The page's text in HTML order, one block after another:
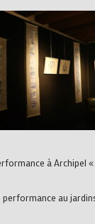
à Archipel
au